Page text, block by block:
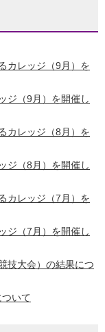
カレッジ（9月）を
ジ（9月）を開催し
カレッジ（8月）を
ジ（8月）を開催し
カレッジ（7月）を
ジ（7月）を開催し
技大会）の結果につ
いて